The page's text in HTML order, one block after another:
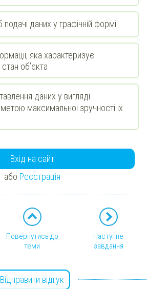
подачі даних у графічній формі
яка характеризує
об’єкта
даних у вигляді
максимальної зручності їх
Вхід на сайт
або Реєстрація
Повернутись до
теми
Наступне
завдання
Відправити відгук